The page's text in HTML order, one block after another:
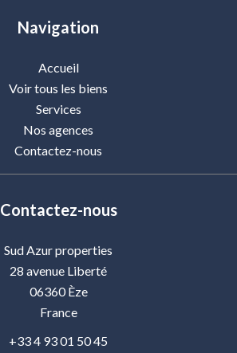
Navigation
Accueil
Voir tous les biens
Services
Nos agences
Contactez-nous
Contactez-nous
Sud Azur properties
28 avenue Liberté
06360Èze
France
+33 4 93 01 50 45